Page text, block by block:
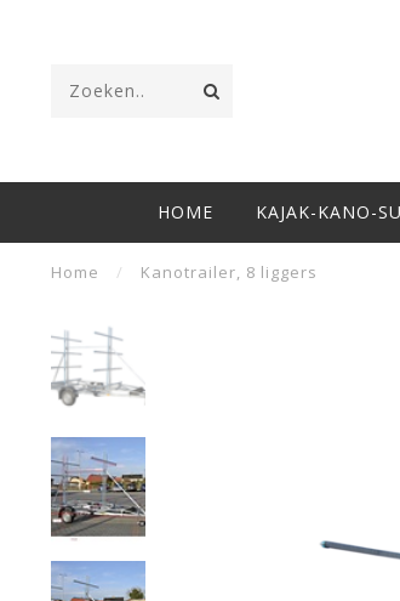
HOME KAJAK-KANO-
Home / Kanotrailer, 8 liggers